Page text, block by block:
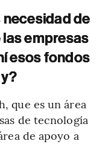
necesidad de
empresas
esos fondos
que es un área
de tecnología
de apoyo a